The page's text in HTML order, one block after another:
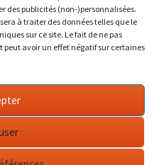
des publicités (non-)personnalisées.
à traiter des données telles que le
sur ce site. Le fait de ne pas
peut avoir un effet négatif sur certaines
mon autonomie et me lancer
Ancienne.